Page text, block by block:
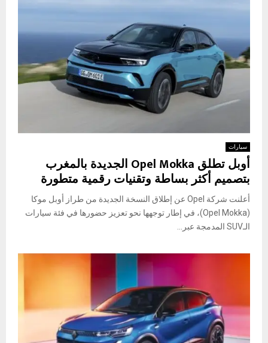
سيارات
أوبل تطلق Opel Mokka الجديدة بالمغرب
بتصميم أكثر بساطة وتقنيات رقمية متطورة
أعلنت شركة Opel عن إطلاق النسخة الجديدة من طراز أوبل موكا
(Opel Mokka)، في إطار توجهها نحو تعزيز حضورها في فئة سيارات
الـSUV المدمجة عبر...